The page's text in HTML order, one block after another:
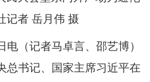
记者 岳月伟 摄
电（记者马卓言、邵艺博）
总书记、国家主席习近平在